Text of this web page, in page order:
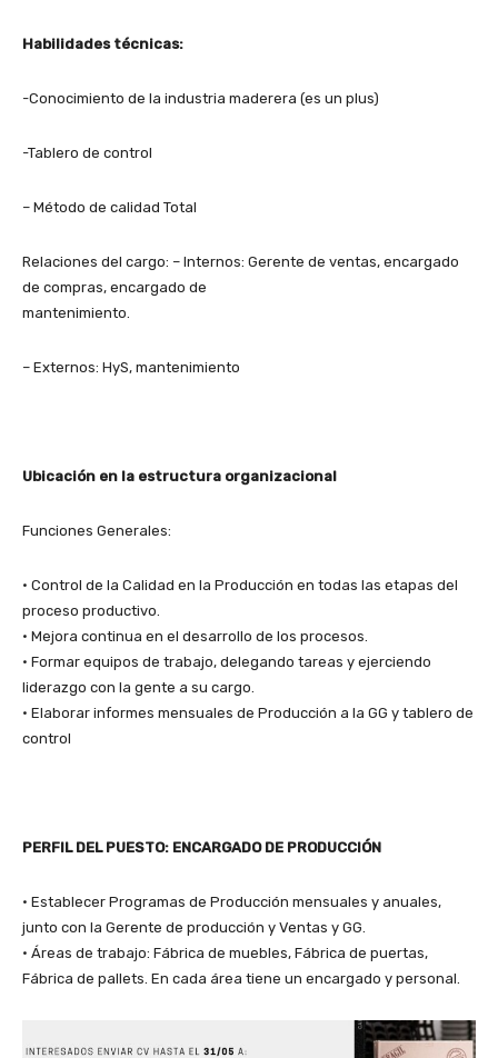
Habilidades técnicas:
-Conocimiento de la industria maderera (es un plus)
-Tablero de control
– Método de calidad Total
Relaciones del cargo: – Internos: Gerente de ventas, encargado
de compras, encargado de
mantenimiento.
– Externos: HyS, mantenimiento
Ubicación en la estructura organizacional
Funciones Generales:
• Control de la Calidad en la Producción en todas las etapas del
proceso productivo.
• Mejora continua en el desarrollo de los procesos.
• Formar equipos de trabajo, delegando tareas y ejerciendo
liderazgo con la gente a su cargo.
• Elaborar informes mensuales de Producción a la GG y tablero de
control
PERFIL DEL PUESTO: ENCARGADO DE PRODUCCIÓN
• Establecer Programas de Producción mensuales y anuales,
junto con la Gerente de producción y Ventas y GG.
• Áreas de trabajo: Fábrica de muebles, Fábrica de puertas,
Fábrica de pallets. En cada área tiene un encargado y personal.